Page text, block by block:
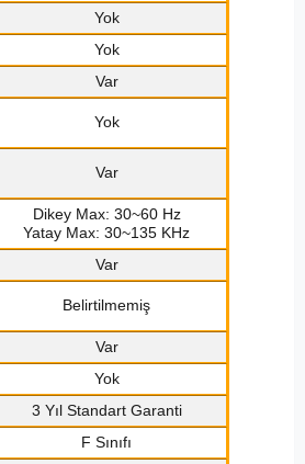
Yok
Yok
Var
Yok
Var
Dikey Max: 30~60 Hz
Yatay Max: 30~135 KHz
Var
Belirtilmemiş
Var
Yok
3 Yıl Standart Garanti
F Sınıfı